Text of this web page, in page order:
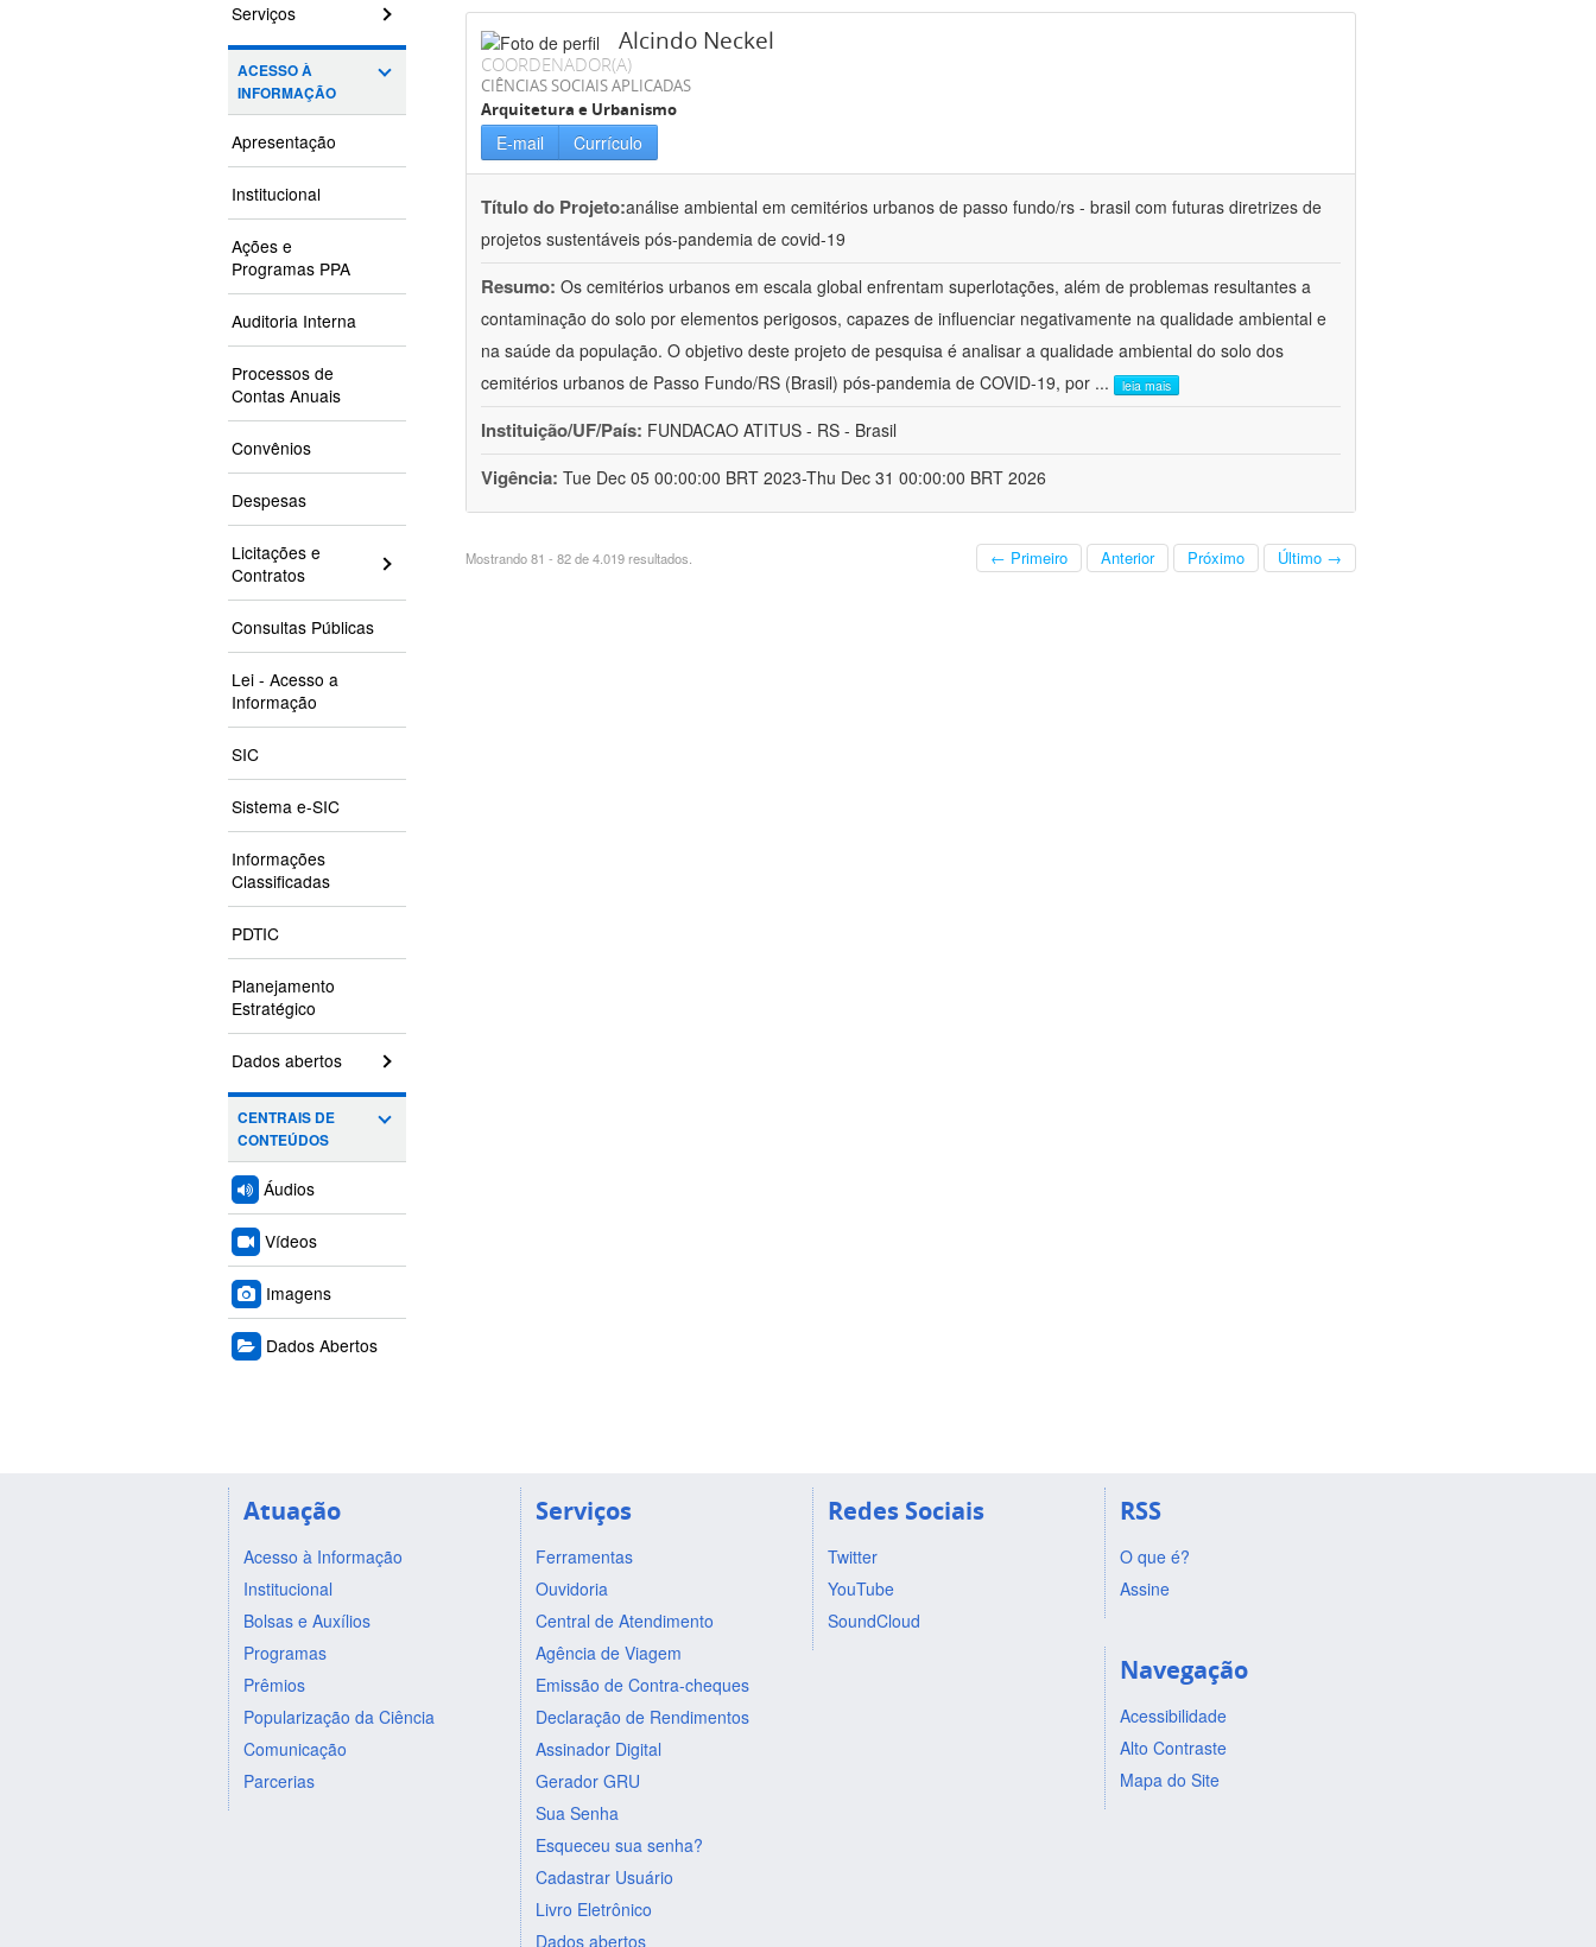
Serviços
ACESSO À
INFORMAÇÃO
Apresentação
Institucional
Ações e
Programas PPA
Auditoria Interna
Processos de
Contas Anuais
Convênios
Despesas
Licitações e
Contratos
Consultas Públicas
Lei - Acesso a
Informação
SIC
Sistema e-SIC
Informações
Classificadas
PDTIC
Planejamento
Estratégico
Dados abertos
CENTRAIS DE
CONTEÚDOS
Áudios
Vídeos
Imagens
Dados Abertos
Alcindo Neckel
COORDENADOR(A)
CIÊNCIAS SOCIAIS APLICADAS
Arquitetura e Urbanismo
E-mail Currículo
Título do Projeto:análise ambiental em cemitérios urbanos de passo fundo/rs - brasil com futuras diretrizes de
projetos sustentáveis pós-pandemia de covid-19
Resumo: Os cemitérios urbanos em escala global enfrentam superlotações, além de problemas resultantes a
contaminação do solo por elementos perigosos, capazes de influenciar negativamente na qualidade ambiental e
na saúde da população. O objetivo deste projeto de pesquisa é analisar a qualidade ambiental do solo dos
cemitérios urbanos de Passo Fundo/RS (Brasil) pós-pandemia de COVID-19, por ... leia mais
Instituição/UF/País: FUNDACAO ATITUS - RS - Brasil
Vigência: Tue Dec 05 00:00:00 BRT 2023-Thu Dec 31 00:00:00 BRT 2026
Mostrando 81 - 82 de 4.019 resultados. ← Primeiro Anterior Próximo Último →
Atuação
Acesso à Informação
Institucional
Bolsas e Auxílios
Programas
Prêmios
Popularização da Ciência
Comunicação
Parcerias
Serviços
Ferramentas
Ouvidoria
Central de Atendimento
Agência de Viagem
Emissão de Contra-cheques
Declaração de Rendimentos
Assinador Digital
Gerador GRU
Sua Senha
Esqueceu sua senha?
Cadastrar Usuário
Livro Eletrônico
Dados abertos
Redes Sociais
Twitter
YouTube
SoundCloud
RSS
O que é?
Assine
Navegação
Acessibilidade
Alto Contraste
Mapa do Site